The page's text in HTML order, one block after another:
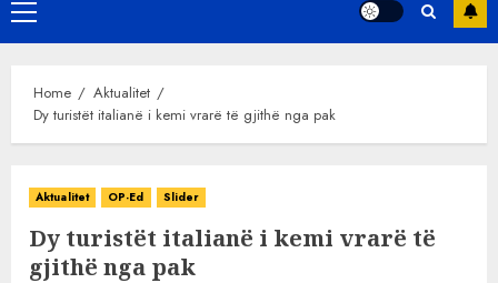
Primary
Menu
Home
Aktualitet
Dy turistët italianë i kemi vrarë të gjithë nga pak
Aktualitet OP-Ed Slider
Dy turistët italianë i kemi vrarë të
gjithë nga pak